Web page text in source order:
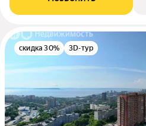
скидка 30% 3D-тур